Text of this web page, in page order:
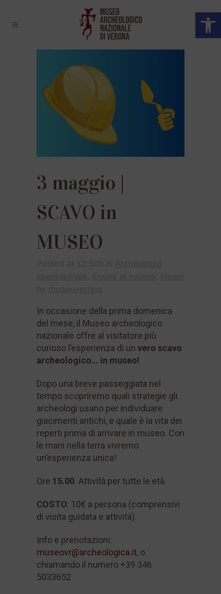
3 maggio |
SCAVO in
MUSEO
In occasione della prima domenica
del mese, il Museo archeologico
nazionale offre al visitatore più
curioso l’esperienza di un vero scavo
archeologico… in museo!
Dopo una breve passeggiata nel
tempo scopriremo quali strategie gli
archeologi usano per individuare
giacimenti antichi, e quale è la vita dei
reperti prima di arrivare in museo. Con
le mani nella terra vivremo
un’esperienza unica!
Ore 15.00. Attività per tutte le età.
COSTO: 10€ a persona (comprensivi
di visita guidata e attività).
Info e prenotazioni:
museovr@archeologica.it, o
chiamando il numero +39 346
5033652